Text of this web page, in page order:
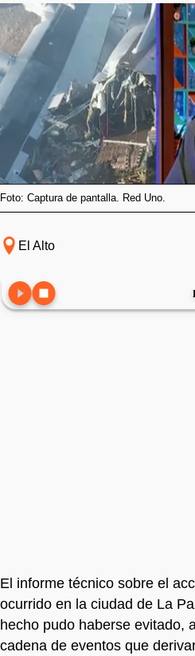
Foto: Captura de pantalla. Red Uno.
El Alto
El informe técnico sobre el
ocurrido en la ciudad de La
hecho pudo haberse evitado,
cadena de eventos que